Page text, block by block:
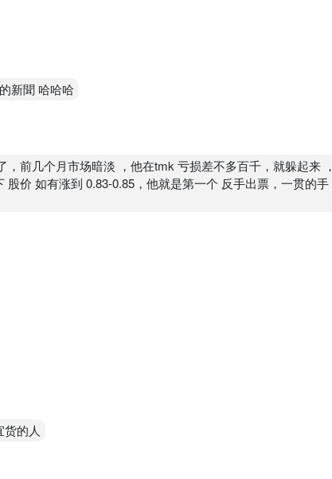
新聞 哈哈哈
前几个月市场暗淡 ，他在tmk 亏损差不多百千，就躲起来 ，
价 如有涨到 0.83-0.85，他就是第一个 反手出票，一贯的手
的人